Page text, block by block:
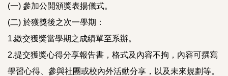
(一) 參加公開頒獎表揚儀式。
(二) 於獲獎後之次一學期：
1.繳交獲獎當學期之成績單至系辦。
2.提交獲獎心得分享報告書，格式及內容不拘，內容可撰寫
學習心得、參與社團或校內外活動分享，以及未來規劃等。